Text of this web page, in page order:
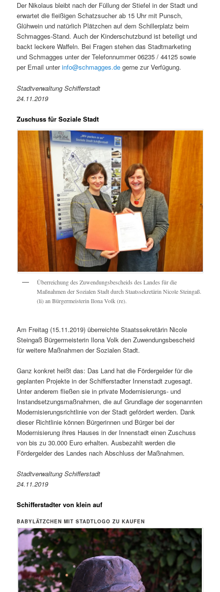
Der Nikolaus bleibt nach der Füllung der Stiefel in der Stadt und
erwartet die fleißigen Schatzsucher ab 15 Uhr mit Punsch,
Glühwein und natürlich Plätzchen auf dem Schillerplatz beim
Schmagges-Stand. Auch der Kinderschutzbund ist beteiligt und
backt leckere Waffeln. Bei Fragen stehen das Stadtmarketing
und Schmagges unter der Telefonnummer 06235 / 44125 sowie
per Email unterinfo@schmagges.de gerne zur Verfügung.
Stadtverwaltung Schifferstadt
24.11.2019
Zuschuss für Soziale Stadt
Überreichung des Zuwendungsbescheids des Landes für die
Maßnahmen der Sozialen Stadt durch Staatssekretärin Nicole Steingaß.
(li) an Bürgermeisterin Ilona Volk (re).
Am Freitag (15.11.2019) überreichte Staatssekretärin Nicole
Steingaß Bürgermeisterin Ilona Volk den Zuwendungsbescheid
für weitere Maßnahmen der Sozialen Stadt.
Ganz konkret heißt das: Das Land hat die Fördergelder für die
geplanten Projekte in der Schifferstadter Innenstadt zugesagt.
Unter anderem fließen sie in private Modernisierungs- und
Instandsetzungsmaßnahmen, die auf Grundlage der sogenannten
Modernisierungsrichtlinie von der Stadt gefördert werden. Dank
dieser Richtlinie können Bürgerinnen und Bürger bei der
Modernisierung ihres Hauses in der Innenstadt einen Zuschuss
von bis zu 30.000 Euro erhalten. Ausbezahlt werden die
Fördergelder des Landes nach Abschluss der Maßnahmen.
Stadtverwaltung Schifferstadt
24.11.2019
Schifferstadter von klein auf
BABYLÄTZCHEN MIT STADTLOGO ZU KAUFEN